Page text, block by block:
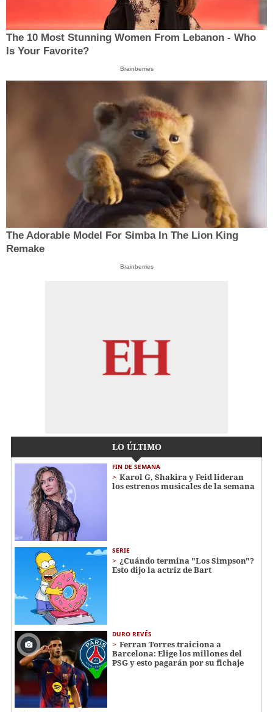
The 10 Most Stunning Women From Lebanon - Who
Is Your Favorite?
Brainberries
The Adorable Model For Simba In The Lion King
Remake
Brainberries
LO ÚLTIMO
FIN DE SEMANA
Karol G, Shakira y Feid lideran
los estrenos musicales de la semana
SERIE
¿Cuándo termina "Los Simpson"?
Esto dijo la actriz de Bart
DURO REVÉS
Ferran Torres traiciona a
Barcelona: Elige los millones del
PSG y esto pagarán por su fichaje